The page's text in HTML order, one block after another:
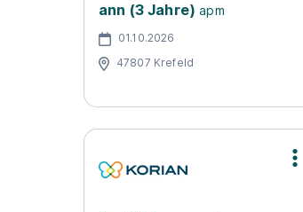
ann (3 Jahre) apm
01.10.2026
47807 Krefeld